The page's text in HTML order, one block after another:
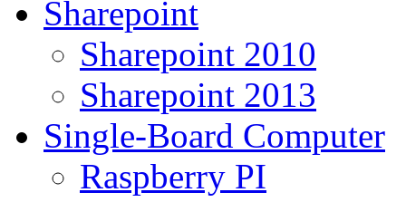
Sharepoint
Sharepoint 2010
Sharepoint 2013
Single-Board Computer
Raspberry PI